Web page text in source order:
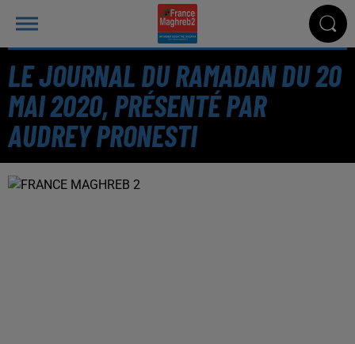
LE JOURNAL DU RAMADAN DU 20
MAI 2020, PRÉSENTÉ PAR
AUDREY PRONESTI